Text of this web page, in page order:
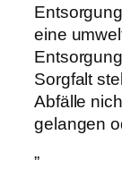
eine
Sorgfalt
Abfälle
gelangen
”